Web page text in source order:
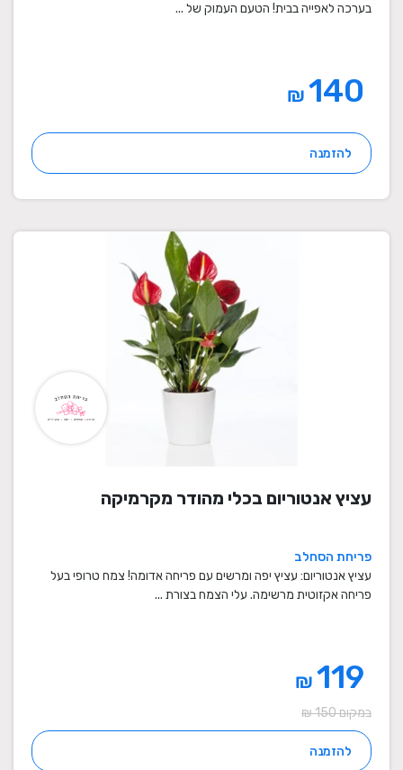
בערכה לאפייה בבית! הטעם העמוק של ...
₪
להזמנה
עציץ אנטוריום בכלי מהודר מקרמיקה
פריחת הסחלב
עציץ אנטוריום: עציץ יפה ומרשים עם פריחה אדומה! צמח טרופי בעל
פריחה אקזוטית מרשימה. עלי הצמח בצורת ...
₪
במקום 150 ₪
להזמנה